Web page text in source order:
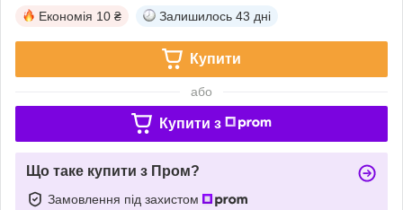
Економія 10 ₴ Залишилось 43 дні
Купити
або
Купити з
Що таке купити з Пром?
Замовлення під захистом